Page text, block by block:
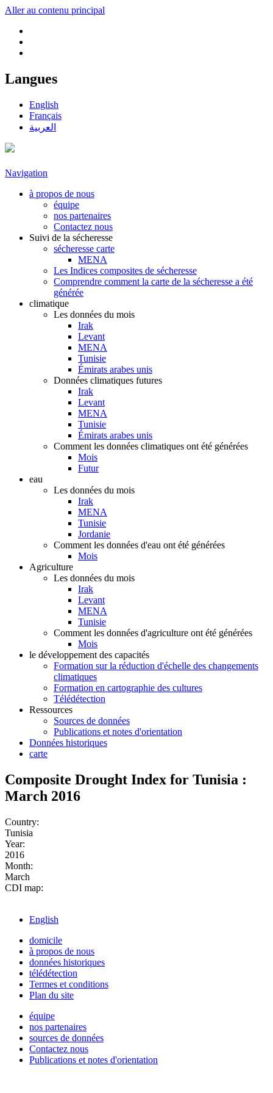
Aller au contenu principal
Langues
English
Français
العربية
Navigation
à propos de nous
équipe
nos partenaires
Contactez nous
Suivi de la sécheresse
sécheresse carte
MENA
Les Indices composites de sécheresse
Comprendre comment la carte de la sécheresse a été
générée
climatique
Les données du mois
Irak
Levant
MENA
Tunisie
Émirats arabes unis
Données climatiques futures
Irak
Levant
MENA
Tunisie
Émirats arabes unis
Comment les données climatiques ont été générées
Mois
Futur
eau
Les données du mois
Irak
MENA
Tunisie
Jordanie
Comment les données d'eau ont été générées
Mois
Agriculture
Les données du mois
Irak
Levant
MENA
Tunisie
Comment les données d'agriculture ont été générées
Mois
le développement des capacités
Formation sur la réduction d'échelle des changements
climatiques
Formation en cartographie des cultures
Télédétection
Ressources
Sources de données
Publications et notes d'orientation
Données historiques
carte
Composite Drought Index for Tunisia :
March 2016
Country:
Tunisia
Year:
2016
Month:
March
CDI map:
English
domicile
à propos de nous
données historiques
télédétection
Termes et conditions
Plan du site
équipe
nos partenaires
sources de données
Contactez nous
Publications et notes d'orientation